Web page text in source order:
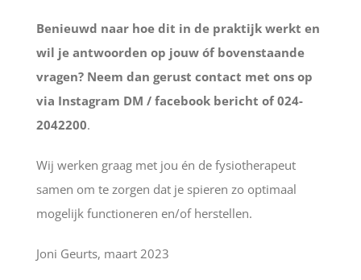
Benieuwd naar hoe dit in de praktijk werkt en
wil je antwoorden op jouw óf bovenstaande
vragen? Neem dan gerust contact met ons op
via Instagram DM / facebook bericht of 024-
2042200.
Wij werken graag met jou én de fysiotherapeut
samen om te zorgen dat je spieren zo optimaal
mogelijk functioneren en/of herstellen.
Joni Geurts, maart 2023